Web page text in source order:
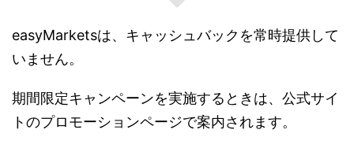
easyMarketsは、キャッシュバックを常時提供して
いません。
期間限定キャンペーンを実施するときは、公式サイ
トのプロモーションページで案内されます。